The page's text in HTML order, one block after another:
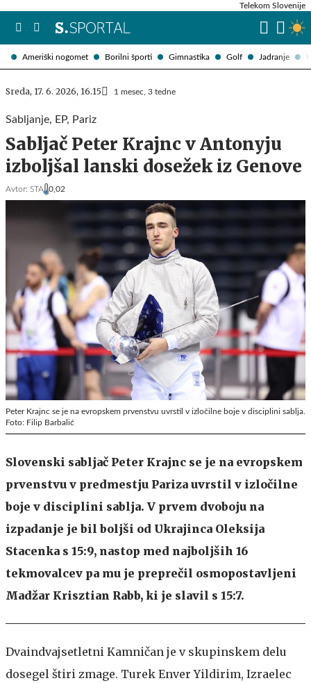
Ameriški nogomet Borilni športi Gimnastika Golf Jadranje
Telekom Slovenije
Sreda, 17. 6. 2026, 16.15 1 mesec, 3 tedne
Sabljanje, EP, Pariz
Sabljač Peter Krajnc v Antonyju
izboljšal lanski dosežek iz Genove
Avtor: STA 0,02
Peter Krajnc se je na evropskem prvenstvu uvrstil v izločilne boje v disciplini sablja.
Foto: Filip Barbalić
Slovenski sabljač Peter Krajnc se je na evropskem
prvenstvu v predmestju Pariza uvrstil v izločilne
boje v disciplini sablja. V prvem dvoboju na
izpadanje je bil boljši od Ukrajinca Oleksija
Stacenka s 15:9, nastop med najboljših 16
tekmovalcev pa mu je preprečil osmopostavljeni
Madžar Krisztian Rabb, ki je slavil s 15:7.
Dvaindvajsetletni Kamničan je v skupinskem delu
dosegel štiri zmage. Turek Enver Yildirim, Izraelec